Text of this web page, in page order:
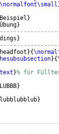
\normalfont\small
Beispiel }
Übung}
}
}{
}{
}% für
}
}